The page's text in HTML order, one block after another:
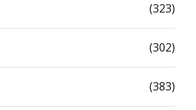
(323)
(302)
(383)